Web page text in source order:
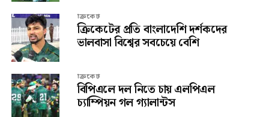
ক্রিকেট
ক্রিকেটের প্রতি বাংলাদেশি দর্শকদের
ভালবাসা বিশ্বের সবচেয়ে বেশি
ক্রিকেট
বিপিএলে দল নিতে চায় এলপিএল
চ্যাম্পিয়ন গল গ্যালান্টস